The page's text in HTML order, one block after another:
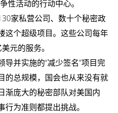
性活动的行动中心。
家私营公司、数十个秘密政
这个超级项目。这些公司每年
元的服务。
导并实施的“减少签名”项目完
的总规模，国会也从来没有就
渐庞大的秘密部队对美国内
为准则都提出挑战。